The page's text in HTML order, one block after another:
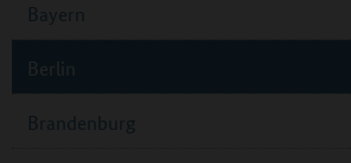
Bayern
Berlin
Brandenburg